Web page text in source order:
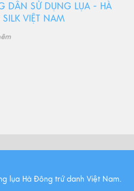
DẪN SỬ DỤNG LỤA - HÀ
VIỆT NAM
danh
lụa Hà Đông trứ danh Việt Nam.